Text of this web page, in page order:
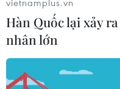
Hàn Quốc lại xảy
nhân lớn